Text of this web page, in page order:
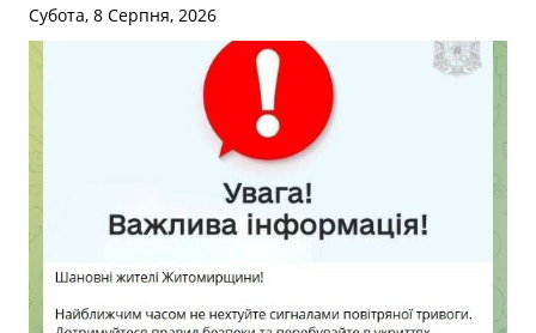
Субота, 8 Серпня, 2026